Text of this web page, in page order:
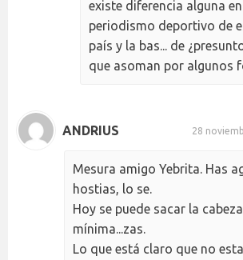
existe diferencia alguna
periodismo deportivo de
país y la bas... de
que asoman por algunos
ANDRIUS 28
Mesura amigo Yebrita. Has
hostias, lo se.
Hoy se puede sacar la
mínima...zas.
Lo que está claro que no